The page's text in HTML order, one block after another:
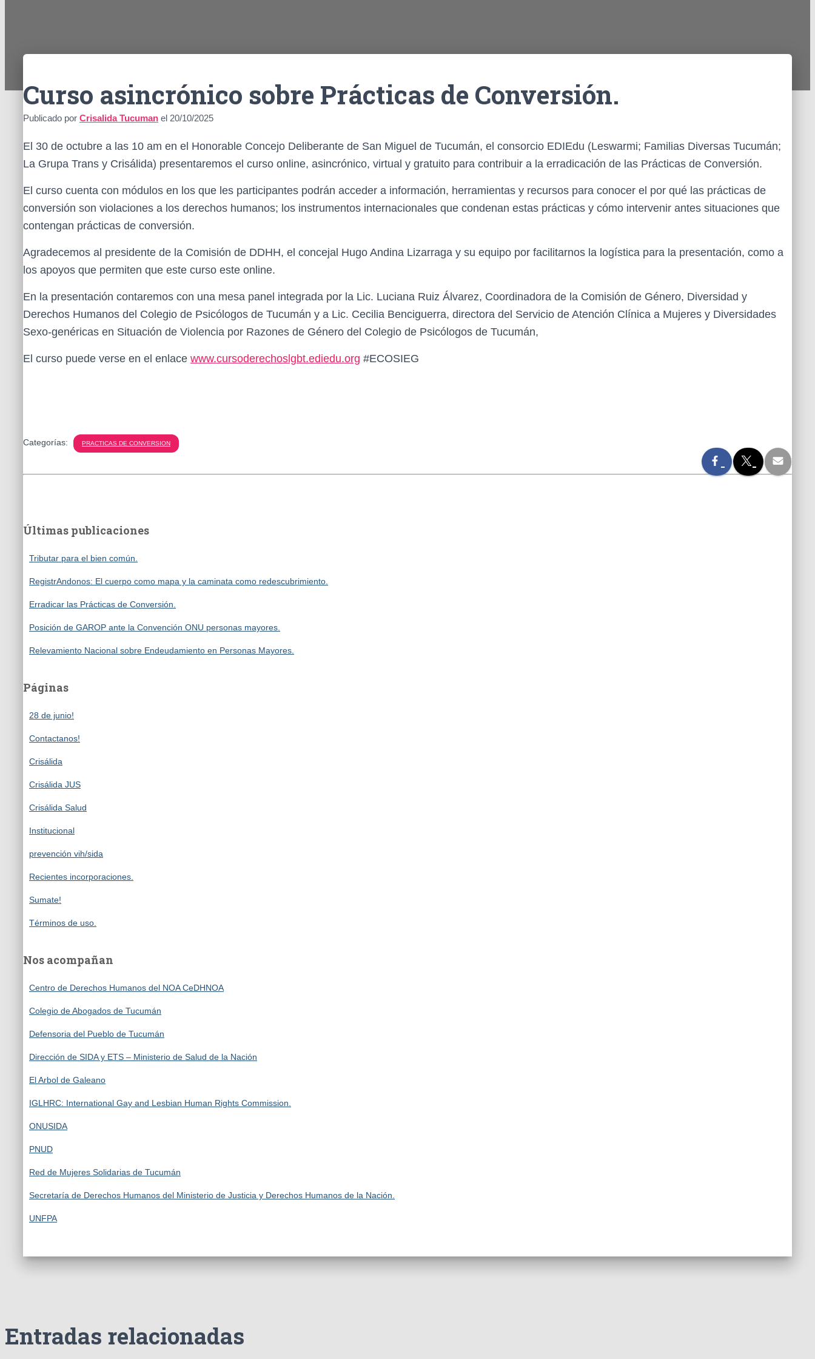
Curso asincrónico sobre Prácticas de Conversión.
Publicado por Crisalida Tucuman el 20/10/2025
El 30 de octubre a las 10 am en el Honorable Concejo Deliberante de San Miguel de Tucumán, el consorcio EDIEdu (Leswarmi; Familias Diversas Tucumán;
La Grupa Trans y Crisálida) presentaremos el curso online, asincrónico, virtual y gratuito para contribuir a la erradicación de las Prácticas de Conversión.
El curso cuenta con módulos en los que les participantes podrán acceder a información, herramientas y recursos para conocer el por qué las prácticas de
conversión son violaciones a los derechos humanos; los instrumentos internacionales que condenan estas prácticas y cómo intervenir antes situaciones que
contengan prácticas de conversión.
Agradecemos al presidente de la Comisión de DDHH, el concejal Hugo Andina Lizarraga y su equipo por facilitarnos la logística para la presentación, como a
los apoyos que permiten que este curso este online.
En la presentación contaremos con una mesa panel integrada por la Lic. Luciana Ruiz Álvarez, Coordinadora de la Comisión de Género, Diversidad y
Derechos Humanos del Colegio de Psicólogos de Tucumán y a Lic. Cecilia Benciguerra, directora del Servicio de Atención Clínica a Mujeres y Diversidades
Sexo-genéricas en Situación de Violencia por Razones de Género del Colegio de Psicólogos de Tucumán,
El curso puede verse en el enlace www.cursoderechoslgbt.ediedu.org #ECOSIEG
Categorías: PRACTICAS DE CONVERSION
Últimas publicaciones
Tributar para el bien común.
RegistrAndonos: El cuerpo como mapa y la caminata como redescubrimiento.
Erradicar las Prácticas de Conversión.
Posición de GAROP ante la Convención ONU personas mayores.
Relevamiento Nacional sobre Endeudamiento en Personas Mayores.
Páginas
28 de junio!
Contactanos!
Crisálida
Crisálida JUS
Crisálida Salud
Institucional
prevención vih/sida
Recientes incorporaciones.
Sumate!
Términos de uso.
Nos acompañan
Centro de Derechos Humanos del NOA CeDHNOA
Colegio de Abogados de Tucumán
Defensoria del Pueblo de Tucumán
Dirección de SIDA y ETS – Ministerio de Salud de la Nación
El Arbol de Galeano
IGLHRC: International Gay and Lesbian Human Rights Commission.
ONUSIDA
PNUD
Red de Mujeres Solidarias de Tucumán
Secretaría de Derechos Humanos del Ministerio de Justicia y Derechos Humanos de la Nación.
UNFPA
Entradas relacionadas